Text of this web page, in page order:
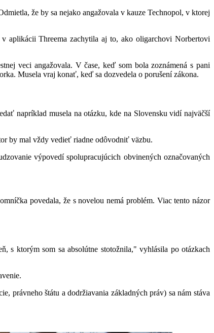
že by sa nejako angažovala v kauze Technopol, v ktorej
aplikácii Threema zachytila aj to, ako oligarchovi Norbertovi
veci angažovala. V čase, keď som bola zoznámená s pani
Musela vraj konať, keď sa dozvedela o porušení zákona.
napríklad musela na otázku, kde na Slovensku vidí najväčší
by mal vždy vedieť riadne odôvodniť väzbu.
výpovedí spolupracujúcich obvinených označovaných
povedala, že s novelou nemá problém. Viac tento názor
s ktorým som sa absolútne stotožnila," vyhlásila po otázkach
právneho štátu a dodržiavania základných práv) sa nám stáva